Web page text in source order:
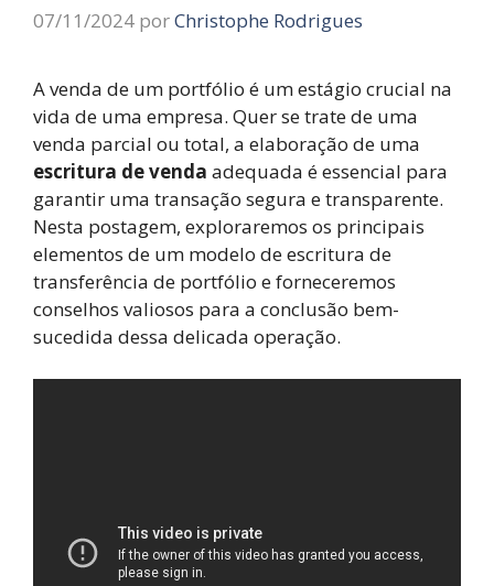
07/11/2024 porChristophe Rodrigues
A venda de um portfólio é um estágio crucial na
vida de uma empresa. Quer se trate de uma
venda parcial ou total, a elaboração de uma
escritura de venda adequada é essencial para
garantir uma transação segura e transparente.
Nesta postagem, exploraremos os principais
elementos de um modelo de escritura de
transferência de portfólio e forneceremos
conselhos valiosos para a conclusão bem-
sucedida dessa delicada operação.